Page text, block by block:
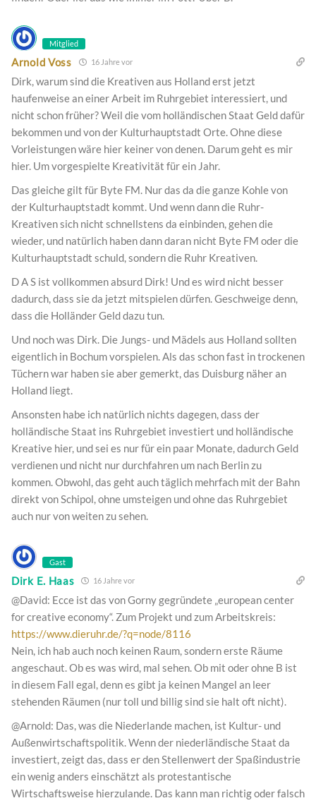
Mitglied
Arnold Voss 16 Jahre vor
Dirk, warum sind die Kreativen aus Holland erst jetzt
haufenweise an einer Arbeit im Ruhrgebiet interessiert, und
nicht schon früher? Weil die vom holländischen Staat Geld dafür
bekommen und von der Kulturhauptstadt Orte. Ohne diese
Vorleistungen wäre hier keiner von denen. Darum geht es mir
hier. Um vorgespielte Kreativität für ein Jahr.
Das gleiche gilt für Byte FM. Nur das da die ganze Kohle von
der Kulturhauptstadt kommt. Und wenn dann die Ruhr-
Kreativen sich nicht schnellstens da einbinden, gehen die
wieder, und natürlich haben dann daran nicht Byte FM oder die
Kulturhauptstadt schuld, sondern die Ruhr Kreativen.
D A S ist vollkommen absurd Dirk! Und es wird nicht besser
dadurch, dass sie da jetzt mitspielen dürfen. Geschweige denn,
dass die Holländer Geld dazu tun.
Und noch was Dirk. Die Jungs- und Mädels aus Holland sollten
eigentlich in Bochum vorspielen. Als das schon fast in trockenen
Tüchern war haben sie aber gemerkt, das Duisburg näher an
Holland liegt.
Ansonsten habe ich natürlich nichts dagegen, dass der
holländische Staat ins Ruhrgebiet investiert und holländische
Kreative hier, und sei es nur für ein paar Monate, dadurch Geld
verdienen und nicht nur durchfahren um nach Berlin zu
kommen. Obwohl, das geht auch täglich mehrfach mit der Bahn
direkt von Schipol, ohne umsteigen und ohne das Ruhrgebiet
auch nur von weiten zu sehen.
Gast
Dirk E. Haas 16 Jahre vor
@David: Ecce ist das von Gorny gegründete „european center
for creative economy“. Zum Projekt und zum Arbeitskreis:
https://www.dieruhr.de/?q=node/8116
Nein, ich hab auch noch keinen Raum, sondern erste Räume
angeschaut. Ob es was wird, mal sehen. Ob mit oder ohne B ist
in diesem Fall egal, denn es gibt ja keinen Mangel an leer
stehenden Räumen (nur toll und billig sind sie halt oft nicht).
@Arnold: Das, was die Niederlande machen, ist Kultur- und
Außenwirtschaftspolitik. Wenn der niederländische Staat da
investiert, zeigt das, dass er den Stellenwert der Spaßindustrie
ein wenig anders einschätzt als protestantische
Wirtschaftsweise hierzulande. Das kann man richtig oder falsch